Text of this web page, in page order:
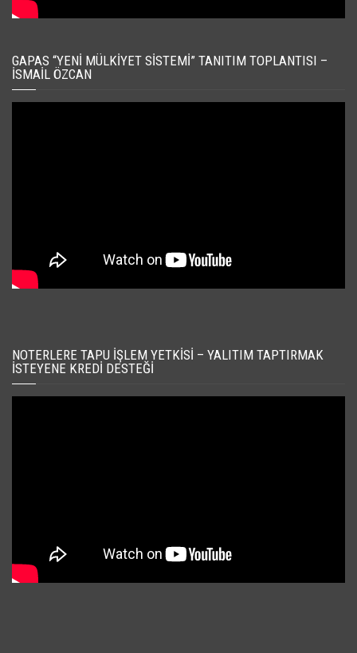
GAPAS “YENI MÜLKIYET SISTEMI” TANITIM TOPLANTISI –
İSMAIL ÖZCAN
NOTERLERE TAPU İŞLEM YETKISI – YALITIM TAPTIRMAK
İSTEYENE KREDI DESTEĞI